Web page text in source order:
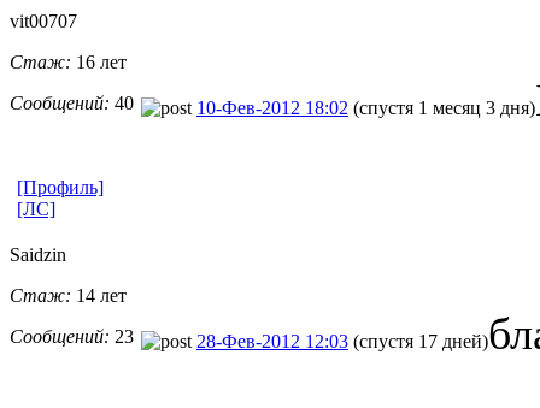
vit00707
Стаж: 16 лет
Сообщений: 40 10-Фев-2012 18:02 (спустя 1 месяц 3 дня)
[Профиль]
[ЛС]
Saidzin
Стаж: 14 лет
Сообщений: 23 28-Фев-2012 12:03 (спустя 17 дней)